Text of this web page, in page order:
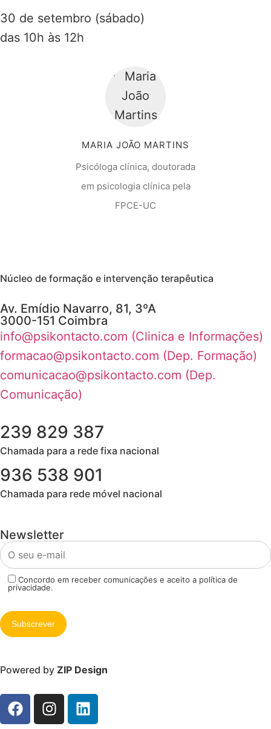
30 de setembro (sábado)
das 10h às 12h
MARIA JOÃO MARTINS
Psicóloga clínica, doutorada
em psicologia clínica pela
FPCE-UC
Núcleo de formação e intervenção terapêutica
Av. Emídio Navarro, 81, 3ºA
3000-151 Coimbra
info@psikontacto.com (Clinica e Informações)
formacao@psikontacto.com (Dep. Formação)
comunicacao@psikontacto.com (Dep.
Comunicação)
239 829 387
Chamada para a rede fixa nacional​
936 538 901
Chamada para rede móvel nacional
Newsletter
Concordo em receber comunicações e aceito a política de
privacidade.
Powered by ZIP Design